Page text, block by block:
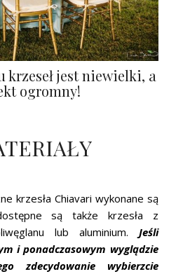
krzeseł jest niewielki, a
ogromny!
krzesła Chiavari wykonane są
są także krzesła z
lub aluminium. Jeśli
i ponadczasowym wyglądzie
zdecydowanie wybierzcie